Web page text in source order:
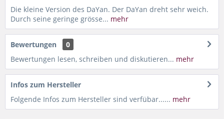
Die kleine Version des DaYan. Der DaYan dreht sehr weich.
Durch seine geringe grösse... mehr
Bewertungen
0
Bewertungen lesen, schreiben und diskutieren... mehr
Infos zum Hersteller
Folgende Infos zum Hersteller sind verfübar...... mehr